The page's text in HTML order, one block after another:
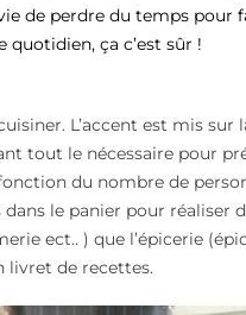
de perdre du temps pour
quotidien, ça c’est sûr !
L’accent est mis sur
tout le nécessaire pour
du nombre de
dans le panier pour réaliser
ect.. ) que l’épicerie
livret de recettes.